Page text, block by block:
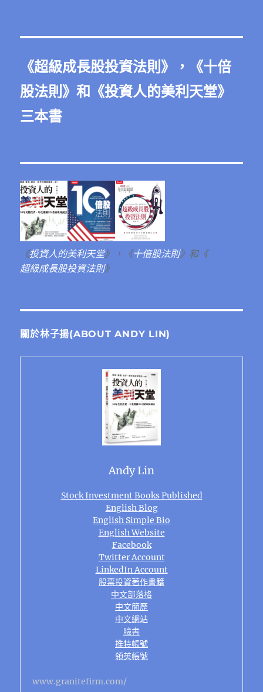
《超級成長股投資法則 》，《十倍
股法則 》和《投資人的美利天堂》
三本書
《投資人的美利天堂》，《十倍股法則》和《
超級成長股投資法則》
關於林子揚(ABOUT ANDY LIN)
Andy Lin
Stock Investment Books Published
English Blog
English Simple Bio
English Website
Facebook
Twitter Account
LinkedIn Account
股票投資著作書籍
中文部落格
中文簡歷
中文網站
臉書
推特帳號
領英帳號
www.granitefirm.com/